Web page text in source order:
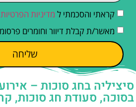
קראתי והסכמתי ל מדיניות הפרטיות
מאשר/ת קבלת דיוור וחומרים
שליחה
סיציליה בחג סוכות –
בסוכה, סעודת חג סוכות,